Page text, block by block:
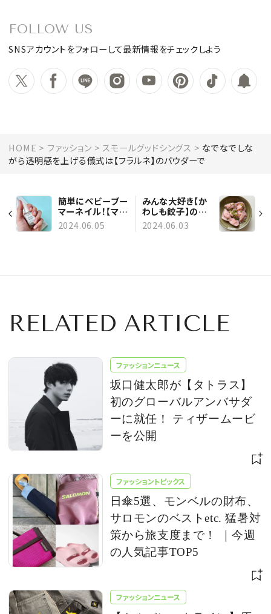
FOLLOW US
SNSアカウントをフォローして最新情報をチェックしよう
HOME ファッション スモールグッドシングス
なでなでしな
がら透明感を上げる儀式は【フラルネ】のパウダーで
簡単にベビーブー
マーネイル！【マニ
キュリスト】の新作
に注目
2024.06.05
みんな大好き【か
わしも餃子】のア
イコの水餃子が美
味しすぎる！
2024.06.03
RELATED ARTICLE
ファッションニュース
坂口健太郎が【タトラス】
初のグローバルアンバサダ
ーに就任！ ティザームービ
ーを公開
ファッショントピックス
日傘5選、モンベルの財布、
サロモンのベストetc. 猛暑対
策から旅支度まで！ ｜今週
の人気記事TOP5
ファッションニュース